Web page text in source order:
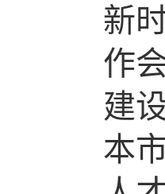
新
作
建
本